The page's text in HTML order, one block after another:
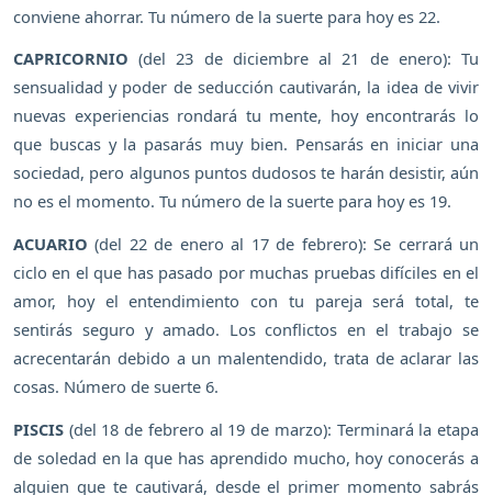
conviene ahorrar. Tu número de la suerte para hoy es 22.
CAPRICORNIO (del 23 de diciembre al 21 de enero): Tu
sensualidad y poder de seducción cautivarán, la idea de vivir
nuevas experiencias rondará tu mente, hoy encontrarás lo
que buscas y la pasarás muy bien. Pensarás en iniciar una
sociedad, pero algunos puntos dudosos te harán desistir, aún
no es el momento. Tu número de la suerte para hoy es 19.
ACUARIO (del 22 de enero al 17 de febrero): Se cerrará un
ciclo en el que has pasado por muchas pruebas difíciles en el
amor, hoy el entendimiento con tu pareja será total, te
sentirás seguro y amado. Los conflictos en el trabajo se
acrecentarán debido a un malentendido, trata de aclarar las
cosas. Número de suerte 6.
PISCIS (del 18 de febrero al 19 de marzo): Terminará la etapa
de soledad en la que has aprendido mucho, hoy conocerás a
alguien que te cautivará, desde el primer momento sabrás